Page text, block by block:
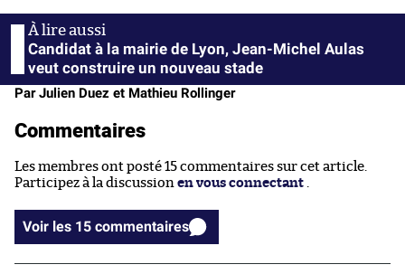
Candidat à la mairie de Lyon, Jean-Michel Aulas
veut construire un nouveau stade
Par Julien Duez et Mathieu Rollinger
Commentaires
Les membres ont posté 15 commentaires sur cet article.
Participez à la discussion en vous connectant .
Voir les 15 commentaires